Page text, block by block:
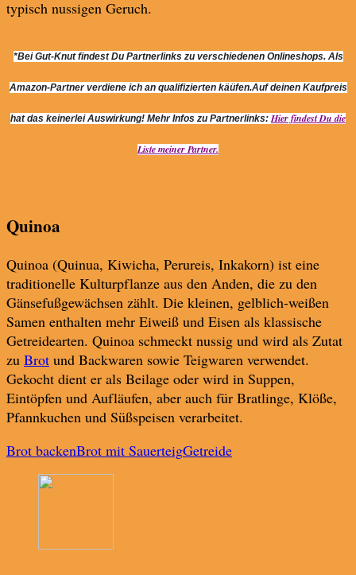
typisch nussigen Geruch.
*Bei Gut-Knut findest Du Partnerlinks zu verschiedenen Onlineshops. Als
Amazon-Partner verdiene ich an qualifizierten käüfen.Auf deinen Kaufpreis
hat das keinerlei Auswirkung! Mehr Infos zu Partnerlinks: Hier findest Du die
Liste meiner Partner.
Quinoa
Quinoa (Quinua, Kiwicha, Perureis, Inkakorn) ist eine
traditionelle Kulturpflanze aus den Anden, die zu den
Gänsefußgewächsen zählt. Die kleinen, gelblich-weißen
Samen enthalten mehr Eiweiß und Eisen als klassische
Getreidearten. Quinoa schmeckt nussig und wird als Zutat
zu Brot und Backwaren sowie Teigwaren verwendet.
Gekocht dient er als Beilage oder wird in Suppen,
Eintöpfen und Aufläufen, aber auch für Bratlinge, Klöße,
Pfannkuchen und Süßspeisen verarbeitet.
Brot backenBrot mit SauerteigGetreide